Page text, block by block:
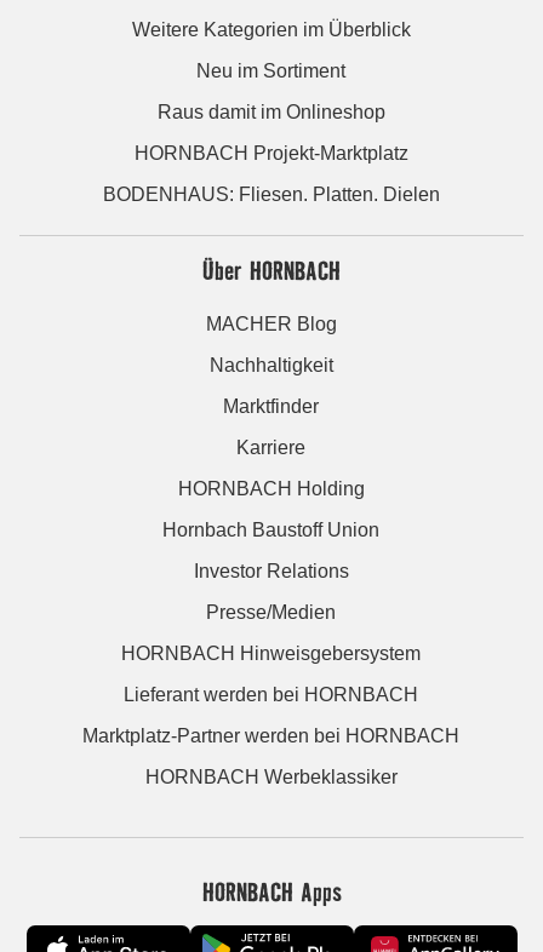
Weitere Kategorien im Überblick
Neu im Sortiment
Raus damit im Onlineshop
HORNBACH Projekt-Marktplatz
BODENHAUS: Fliesen. Platten. Dielen
Über HORNBACH
MACHER Blog
Nachhaltigkeit
Marktfinder
Karriere
HORNBACH Holding
Hornbach Baustoff Union
Investor Relations
Presse/Medien
HORNBACH Hinweisgebersystem
Lieferant werden bei HORNBACH
Marktplatz-Partner werden bei HORNBACH
HORNBACH Werbeklassiker
HORNBACH Apps